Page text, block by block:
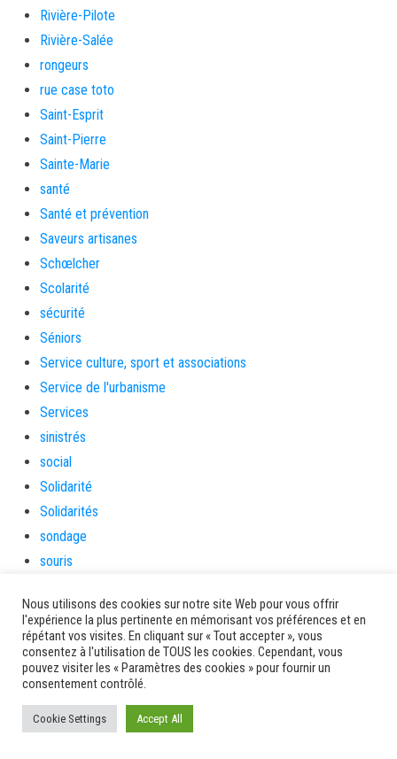
Rivière-Pilote
Rivière-Salée
rongeurs
rue case toto
Saint-Esprit
Saint-Pierre
Sainte-Marie
santé
Santé et prévention
Saveurs artisanes
Schœlcher
Scolarité
sécurité
Séniors
Service culture, sport et associations
Service de l'urbanisme
Services
sinistrés
social
Solidarité
Solidarités
sondage
souris
soutienàlaparentalité
Spectacle
Sport
Sports de nature
stage
Survie
Nous utilisons des cookies sur notre site Web pour vous offrir
l'expérience la plus pertinente en mémorisant vos préférences et en
répétant vos visites. En cliquant sur « Tout accepter », vous
consentez à l'utilisation de TOUS les cookies. Cependant, vous
pouvez visiter les « Paramètres des cookies » pour fournir un
consentement contrôlé.
Cookie Settings Accept All